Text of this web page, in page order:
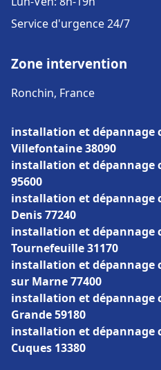
Service d'urgence 24/7
Zone intervention
Ronchin, France
installation et dépannage
Villefontaine 38090
installation et dépannage
95600
installation et dépannage
Denis 77240
installation et dépannage
Tournefeuille 31170
installation et dépannage
sur Marne 77400
installation et dépannage
Grande 59180
installation et dépannage
Cuques 13380